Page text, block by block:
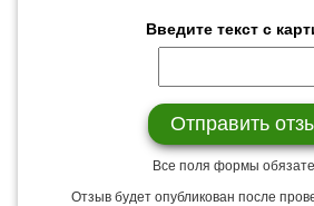
Введите текст с
Все поля формы
Отзыв будет опубликован после